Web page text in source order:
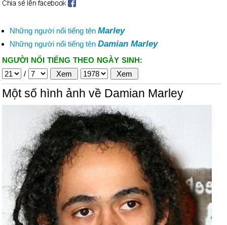
Những người nổi tiếng tên Marley
Những người nổi tiếng tên Damian Marley
NGƯỜI NỔI TIẾNG THEO NGÀY SINH:
/
Một số hình ảnh về Damian Marley